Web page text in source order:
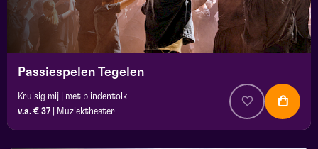
prijs
locatie
Passiespelen Tegelen
Kruisig mij | met blindentolk
v.a. € 37
Muziektheater